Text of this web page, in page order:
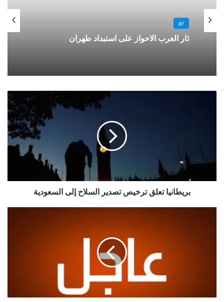
ar
ثار العرب الاحواز على استبداد طهران
بريطانيا تعلق ترخيص تصدير السلاح إلى السعودية